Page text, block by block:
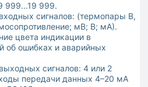
999...19 999.
сигналов: (термопары B,
мВ; В; мА).
цвета индикации в
об ошибках и аварийных
сигналов: 4 или 2
передачи данных 4–20 мА